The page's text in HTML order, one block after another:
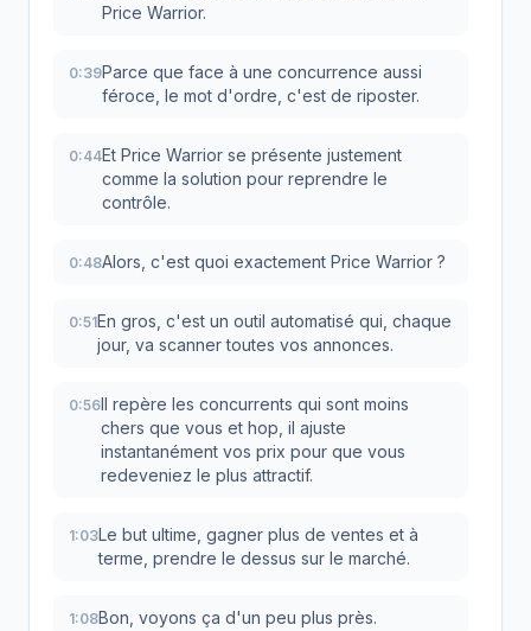
Price Warrior.
0:39Parce que face à une concurrence aussi
féroce, le mot d'ordre, c'est de riposter.
0:44Et Price Warrior se présente justement
comme la solution pour reprendre le
contrôle.
0:48Alors, c'est quoi exactement Price Warrior ?
0:51En gros, c'est un outil automatisé qui, chaque
jour, va scanner toutes vos annonces.
0:56Il repère les concurrents qui sont moins
chers que vous et hop, il ajuste
instantanément vos prix pour que vous
redeveniez le plus attractif.
1:03Le but ultime, gagner plus de ventes et à
terme, prendre le dessus sur le marché.
1:08Bon, voyons ça d'un peu plus près.